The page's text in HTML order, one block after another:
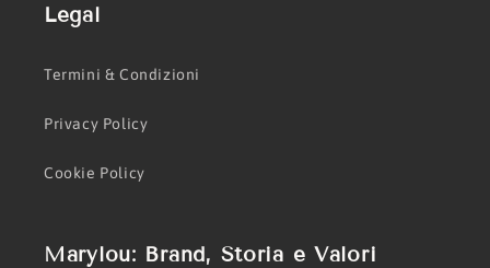
Legal
Termini & Condizioni
Privacy Policy
Cookie Policy
Marylou: Brand, Storia e Valori